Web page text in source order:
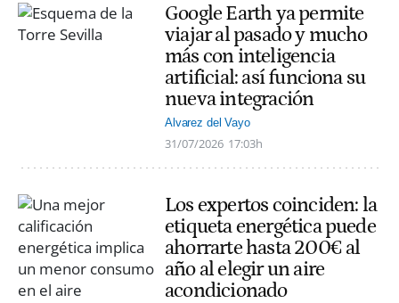
Google Earth ya permite
viajar al pasado y mucho
más con inteligencia
artificial: así funciona su
nueva integración
Alvarez del Vayo
31/07/2026 17:03h
Los expertos coinciden: la
etiqueta energética puede
ahorrarte hasta 200€ al
año al elegir un aire
acondicionado